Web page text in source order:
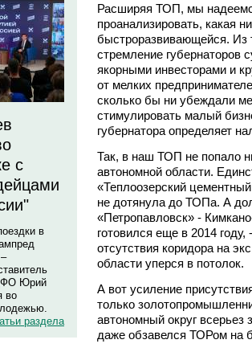
с
в
Юрий
во
раздела
Расширяя ТОП, мы
проанализировать, какая
быстроразвивающейся. Из
стремление губернаторов
якорными инвесторами и
от мелких
сколько бы ни убеждали
стимулировать малый
губернатора определяет
Так, в наш ТОП не попало
автономной области.
«Теплоозерский
не дотянула до ТОПа. А
«Петропавловск» -
готовился еще в 2014
отсутствия коридора на
области уперся в потолок.
А вот усиление
только
автономный округ всерьез
даже обзавелся ТОРом на